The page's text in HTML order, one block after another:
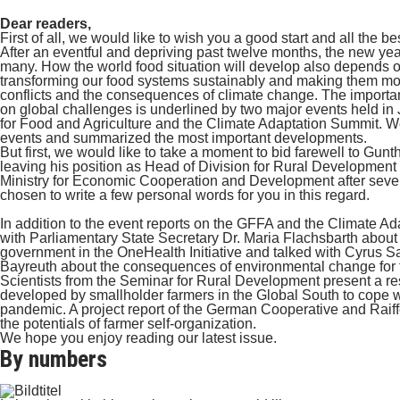
Dear readers,
First of all, we would like to wish you a good start and all the
After an eventful and depriving past twelve months, the new
many. How the world food situation will develop also depends
transforming our food systems sustainably and making them
conflicts and the consequences of climate change. The
on global challenges is underlined by two major events held in
for Food and Agriculture and the Climate Adaptation Summit.
events and summarized the most important developments.
But first, we would like to take a moment to bid farewell to
leaving his position as Head of Division for Rural
Ministry for Economic Cooperation and Development after
chosen to write a few personal words for you in this regard.
In addition to the event reports on the GFFA and the Climate
with Parliamentary State Secretary Dr. Maria Flachsbarth
government in the OneHealth Initiative and talked with Cyrus
Bayreuth about the consequences of environmental change
Scientists from the Seminar for Rural Development present a
developed by smallholder farmers in the Global South to cope
pandemic. A project report of the German Cooperative and
the potentials of farmer self-organization.
We hope you enjoy reading our latest issue.
By numbers